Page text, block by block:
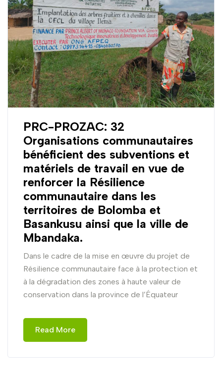
PRC-PROZAC: 32
Organisations communautaires
bénéficient des subventions et
matériels de travail en vue de
renforcer la Résilience
communautaire dans les
territoires de Bolomba et
Basankusu ainsi que la ville de
Mbandaka.
Dans le cadre de la mise en œuvre du projet de
Résilience communautaire face à la protection et
à la dégradation des zones à haute valeur de
conservation dans la province de l’Équateur
Read More